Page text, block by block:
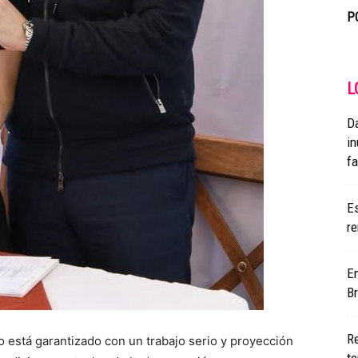
garantizado con un trabajo serio y proyección